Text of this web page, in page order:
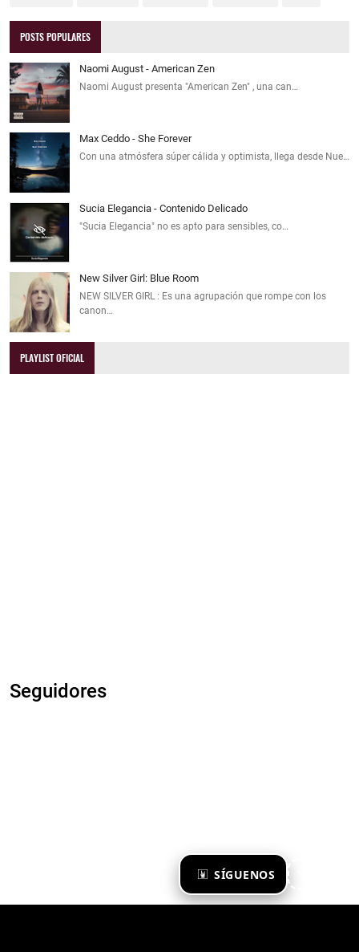
SÍGUENOS
POSTS POPULARES
Naomi August - American Zen
Naomi August presenta "American Zen" , una can…
Max Ceddo - She Forever
Con una atmósfera súper cálida y optimista, llega desde Nue…
Sucia Elegancia - Contenido Delicado
"Sucia Elegancia" no es apto para sensibles, co…
New Silver Girl: Blue Room
NEW SILVER GIRL : Es una agrupación que rompe con los
canon…
PLAYLIST OFICIAL
Seguidores